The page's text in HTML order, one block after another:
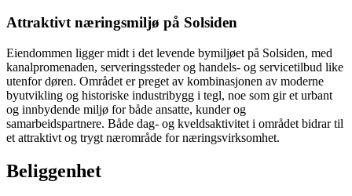
Attraktivt næringsmiljø på Solsiden
Eiendommen ligger midt i det levende bymiljøet på Solsiden, med
kanalpromenaden, serveringssteder og handels- og servicetilbud like
utenfor døren. Området er preget av kombinasjonen av moderne
byutvikling og historiske industribygg i tegl, noe som gir et urbant
og innbydende miljø for både ansatte, kunder og
samarbeidspartnere. Både dag- og kveldsaktivitet i området bidrar til
et attraktivt og trygt nærområde for næringsvirksomhet.
Beliggenhet